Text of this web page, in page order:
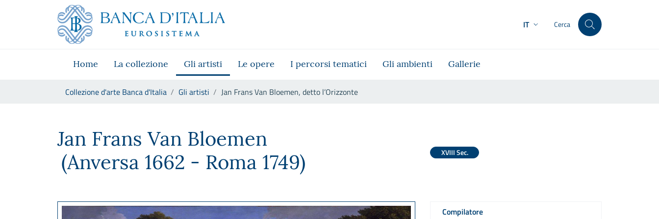
Skip to Main Content
Vai al sito istituzionale
Vai al menu di navigazione
Vai alla ricerca
Vai ai contenuti
IT Cerca
Home La collezione Gli artisti Le opere I percorsi tematici Gli ambienti Gallerie
Collezione d'arte Banca d'Italia Gli artisti Jan Frans Van Bloemen, detto l’Orizzonte
Jan Frans Van Bloemen
(Anversa 1662 - Roma 1749)
XVIII Sec.
Compilatore